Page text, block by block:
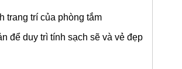
trang trí của phòng tắm
để duy trì tính sạch sẽ và vẻ đẹp